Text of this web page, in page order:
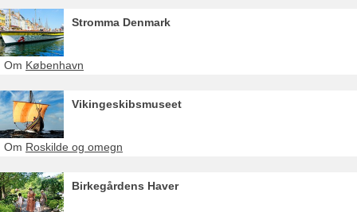
Stromma Denmark
Om København
Vikingeskibsmuseet
Om Roskilde og omegn
Birkegårdens Haver